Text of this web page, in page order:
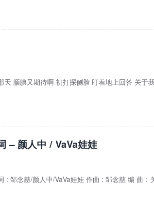
腼腆又期待啊 初打探侧脸 盯着地上回答 关于
– 颜人中 / VaVa娃娃
: 邹念慈/颜人中/VaVa娃娃 作曲 : 邹念慈 编 曲：